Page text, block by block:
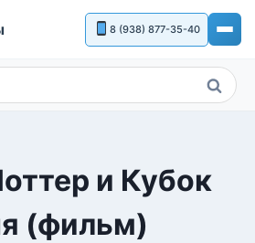
8 (938) 877-35-40
Поиск
и Кубок
(фильм)